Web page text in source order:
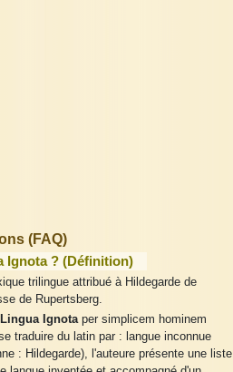
(FAQ)
Ignota ? (Définition)
trilingue attribué à Hildegarde de
de Rupertsberg.
Lingua Ignotaper simplicem hominem
traduire du latin par : langue inconnue
: Hildegarde), l'auteure présente une liste